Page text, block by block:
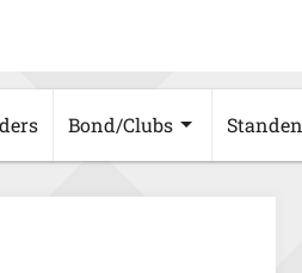
Bond/Clubs Standen